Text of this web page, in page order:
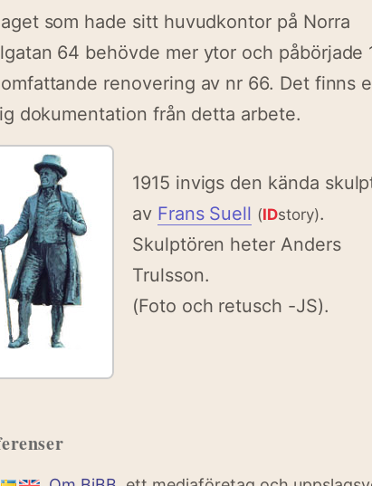
som hade sitt huvudkontor på Norra
64 behövde mer ytor och påbörjade
renovering av nr 66. Det finns
dokumentation från detta arbete.
1915 invigs den kända
av Frans Suell (IDstory).
Skulptören heter Anders
Trulsson.
(Foto och retusch -JS).